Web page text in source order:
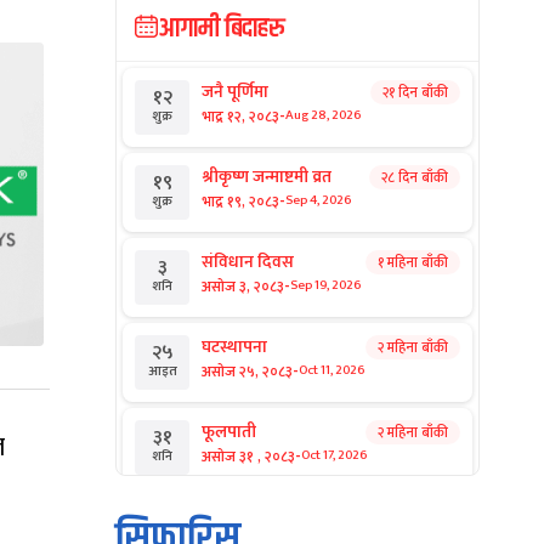
आगामी बिदाहरु
१२
शुक्र
जनै पूर्णिमा
भाद्र १२, २०८३-Aug 28, 2026
२१ दिन बाँकी
१९
शुक्र
श्रीकृष्ण जन्माष्टमी व्रत
भाद्र १९, २०८३-Sep 4, 2026
२८ दिन बाँकी
३
शनि
संविधान दिवस
असोज ३, २०८३-Sep 19, 2026
१ महिना बाँकी
२५
आइत
घटस्थापना
असोज २५, २०८३-Oct 11, 2026
२ महिना बाँकी
३१
शनि
फूलपाती
असोज ३१ , २०८३-Oct 17, 2026
२ महिना बाँकी
१ कार्तिक सङ्क्रान्ति